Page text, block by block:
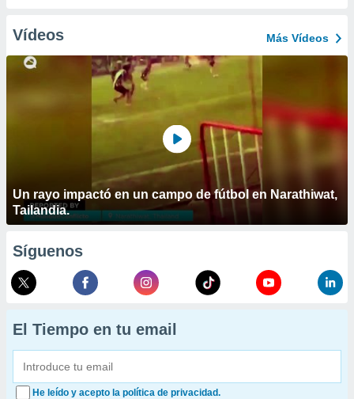
Vídeos Más Vídeos
Un rayo impactó en un campo de fútbol en Narathiwat,
Tailandia.
Síguenos
El Tiempo en tu email
He leído y acepto la política de privacidad.